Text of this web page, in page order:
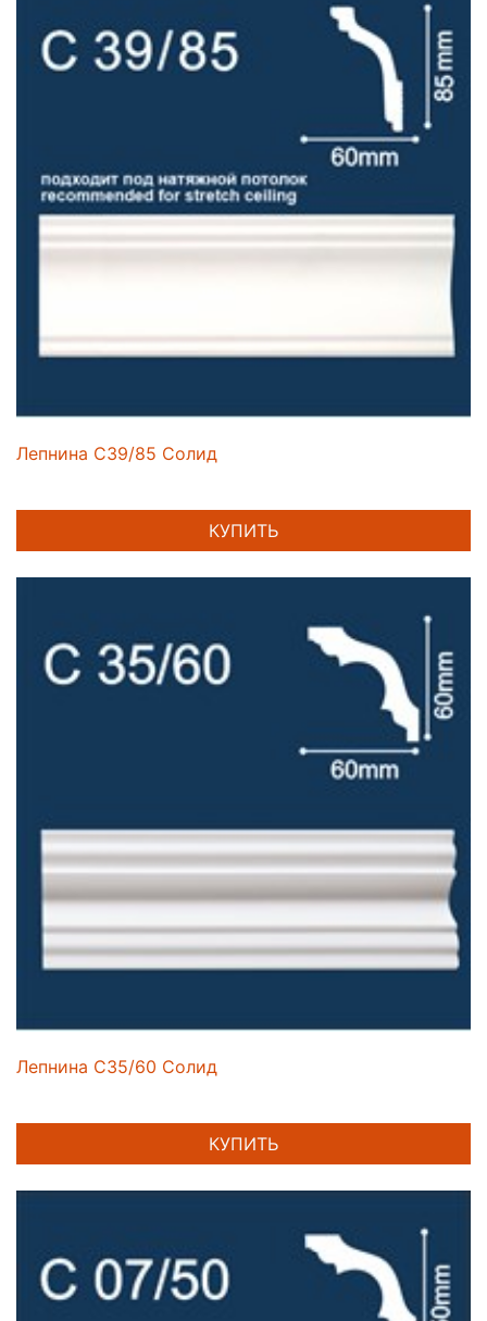
Лепнина C39/85 Солид
КУПИТЬ
Лепнина C35/60 Солид
КУПИТЬ